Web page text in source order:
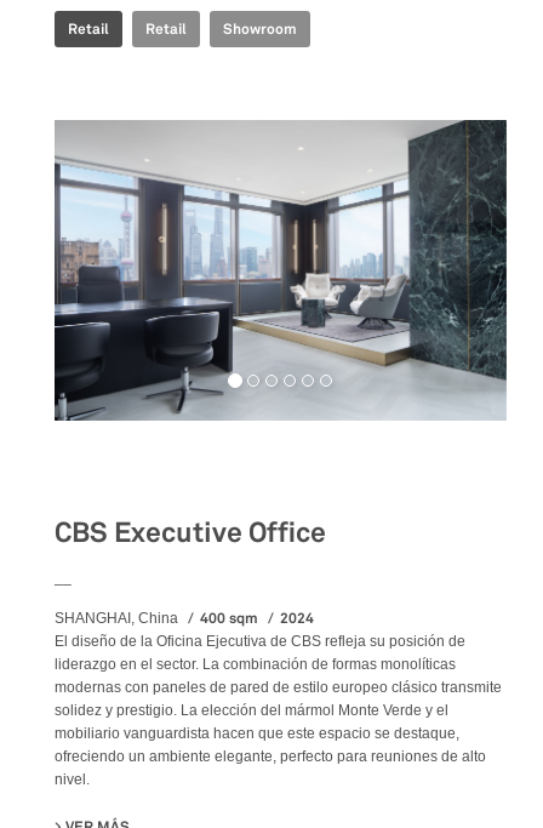
Retail Retail Showroom
CBS Executive Office
SHANGHAI, China 400 sqm 2024
El diseño de la Oficina Ejecutiva de CBS refleja su posición de
liderazgo en el sector. La combinación de formas monolíticas
modernas con paneles de pared de estilo europeo clásico transmite
solidez y prestigio. La elección del mármol Monte Verde y el
mobiliario vanguardista hacen que este espacio se destaque,
ofreciendo un ambiente elegante, perfecto para reuniones de alto
nivel.